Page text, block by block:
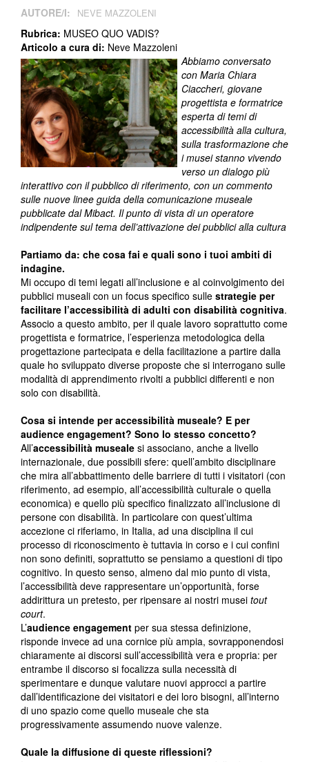
AUTORE/I: NEVE MAZZOLENI
Rubrica: MUSEO QUO VADIS?
Articolo a cura di: Neve Mazzoleni
Abbiamo conversato
con Maria Chiara
Ciaccheri, giovane
progettista e formatrice
esperta di temi di
accessibilità alla cultura,
sulla trasformazione che
i musei stanno vivendo
verso un dialogo più
interattivo con il pubblico di riferimento, con un commento
sulle nuove linee guida della comunicazione museale
pubblicate dal Mibact. Il punto di vista di un operatore
indipendente sul tema dell’attivazione dei pubblici alla cultura
Partiamo da: che cosa fai e quali sono i tuoi ambiti di
indagine.
Mi occupo di temi legati all’inclusione e al coinvolgimento dei
pubblici museali con un focus specifico sulle strategie per
facilitare l’accessibilità di adulti con disabilità cognitiva.
Associo a questo ambito, per il quale lavoro soprattutto come
progettista e formatrice, l’esperienza metodologica della
progettazione partecipata e della facilitazione a partire dalla
quale ho sviluppato diverse proposte che si interrogano sulle
modalità di apprendimento rivolti a pubblici differenti e non
solo con disabilità.
Cosa si intende per accessibilità museale? E per
audience engagement? Sono lo stesso concetto?
All’accessibilità museale si associano, anche a livello
internazionale, due possibili sfere: quell’ambito disciplinare
che mira all’abbattimento delle barriere di tutti i visitatori (con
riferimento, ad esempio, all’accessibilità culturale o quella
economica) e quello più specifico finalizzato all’inclusione di
persone con disabilità. In particolare con quest’ultima
accezione ci riferiamo, in Italia, ad una disciplina il cui
processo di riconoscimento è tuttavia in corso e i cui confini
non sono definiti, soprattutto se pensiamo a questioni di tipo
cognitivo. In questo senso, almeno dal mio punto di vista,
l’accessibilità deve rappresentare un’opportunità, forse
addirittura un pretesto, per ripensare ai nostri musei tout
court.
L’audience engagement per sua stessa definizione,
risponde invece ad una cornice più ampia, sovrapponendosi
chiaramente ai discorsi sull’accessibilità vera e propria: per
entrambe il discorso si focalizza sulla necessità di
sperimentare e dunque valutare nuovi approcci a partire
dall’identificazione dei visitatori e dei loro bisogni, all’interno
di uno spazio come quello museale che sta
progressivamente assumendo nuove valenze.
Quale la diffusione di queste riflessioni?